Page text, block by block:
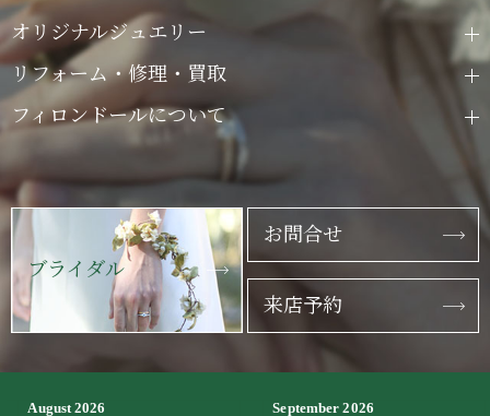
オリジナルジュエリー
リフォーム・修理・買取
フィロンドールについて
ブライダル
お問合せ
来店予約